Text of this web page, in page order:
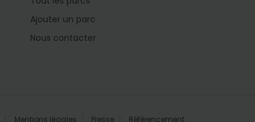
Ajouter un parc
Nous contacter
Mentions légales Presse Référencement